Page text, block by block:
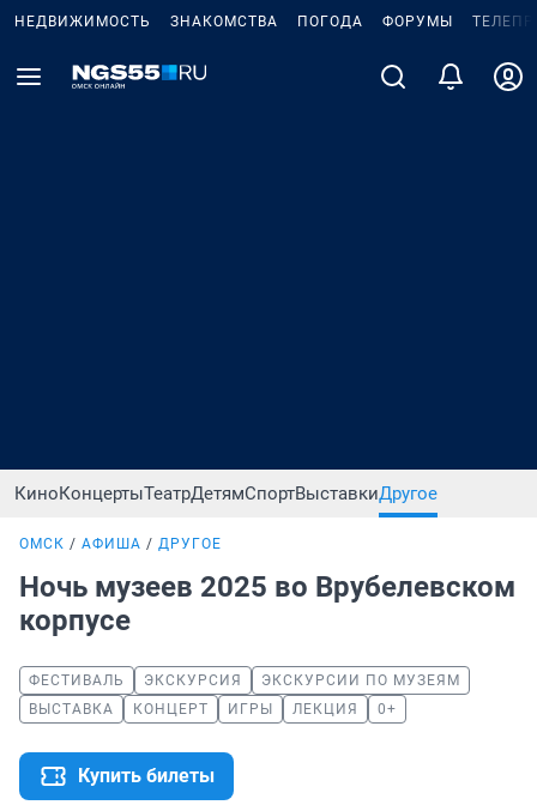
НЕДВИЖИМОСТЬ ЗНАКОМСТВА ПОГОДА ФОРУМЫ
КиноКонцертыТеатрДетямСпортВыставкиДругое
ОМСК АФИША ДРУГОЕ
Ночь музеев 2025 во Врубелевском
корпусе
ФЕСТИВАЛЬ ЭКСКУРСИЯ
ЭКСКУРСИИ ПО МУЗЕЯМ
ВЫСТАВКА
КОНЦЕРТ ИГРЫ ЛЕКЦИЯ 0+
Купить билеты